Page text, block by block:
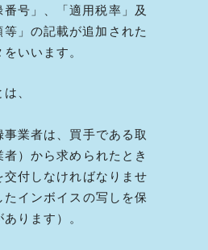
号」、「適用税率」及
」の記載が追加された
いいます。
、
業者は、買手である取
）から求められたとき
付しなければなりませ
インボイスの写しを保
ります）。